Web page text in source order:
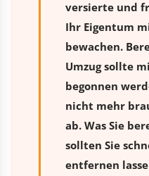
versierte und
Ihr Eigentum
bewachen.
Umzug sollte
begonnen
nicht mehr
ab. Was Sie
sollten Sie
entfernen